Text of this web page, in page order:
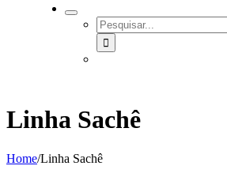
SEARCH
FOR:
Linha Sachê
Home/Linha Sachê